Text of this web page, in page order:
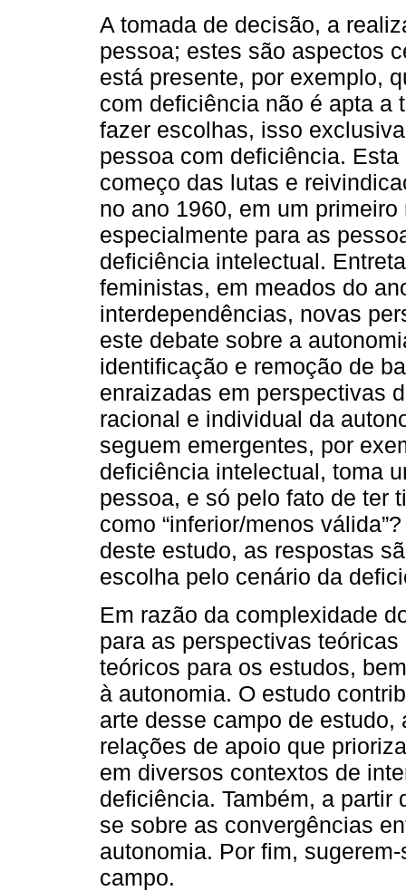
A tomada de decisão, a
pessoa; estes são aspectos
está presente, por exemplo,
com deficiência não é apta a
fazer escolhas, isso
pessoa com deficiência.
começo das lutas e
no ano 1960, em um
especialmente para as
deficiência intelectual.
feministas, em meados do
interdependências, novas
este debate sobre a
identificação e remoção de
enraizadas em perspectivas
racional e individual da
seguem emergentes, por
deficiência intelectual, toma
pessoa, e só pelo fato de ter
como “inferior/menos
deste estudo, as respostas
escolha pelo cenário da
Em razão da complexidade
para as perspectivas
teóricos para os estudos,
à autonomia. O estudo
arte desse campo de
relações de apoio que
em diversos contextos de
deficiência. Também, a
se sobre as convergências
autonomia. Por fim,
campo.